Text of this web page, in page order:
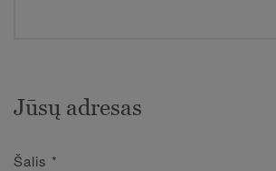
Jūsų adresas
Šalis *